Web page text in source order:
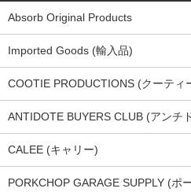
Absorb Original Products
Imported Goods (輸入品)
COOTIE PRODUCTIONS (クーティ
ANTIDOTE BUYERS CLUB (アンチ
CALEE (キャリー)
PORKCHOP GARAGE SUPPLY (ポ